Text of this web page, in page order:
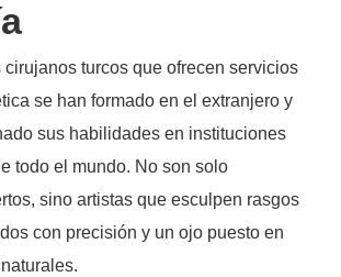
cirujanos turcos que ofrecen servicios
se han formado en el extranjero y
sus habilidades en instituciones
todo el mundo. No son solo
sino artistas que esculpen rasgos
con precisión y un ojo puesto en